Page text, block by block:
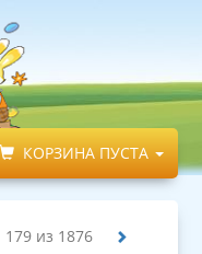
КОРЗИНА ПУСТА
179 из 1876